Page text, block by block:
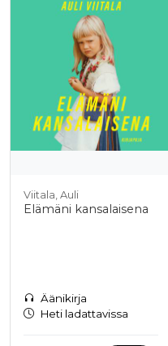
Viitala, Auli
Elämäni kansalaisena
Äänikirja
Heti ladattavissa